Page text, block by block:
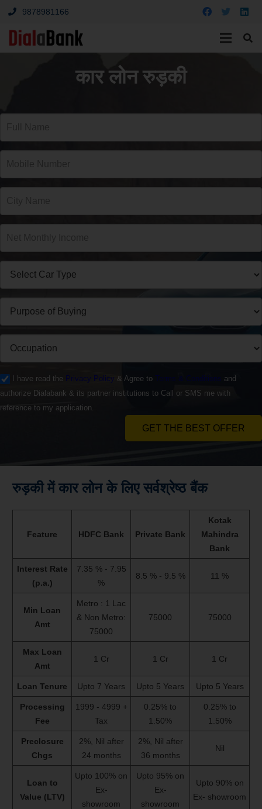
9878981166
कार लोन रुड़की
I have read the Privacy Policy & Agree to Terms & Conditions and
authorize Dialabank & its partner institutions to Call or SMS me with
reference to my application.
GET THE BEST OFFER
रुड़की में कार लोन के लिए सर्वश्रेष्ठ बैंक
Feature HDFC Bank Private Bank
Kotak
Mahindra
Bank
Interest Rate
(p.a.)
7.35 % - 7.95
%
8.5 % - 9.5 % 11 %
Min Loan
Amt
Metro : 1 Lac
& Non Metro:
75000
75000 75000
Max Loan
Amt
1 Cr 1 Cr 1 Cr
Loan Tenure Upto 7 Years Upto 5 Years Upto 5 Years
Processing
Fee
1999 - 4999 +
Tax
0.25% to
1.50%
0.25% to
1.50%
Preclosure
Chgs
2%, Nil after
24 months
2%, Nil after
36 months
Nil
Loan to
Value (LTV)
Upto 100% on
Ex-
showroom
Upto 95% on
Ex-
showroom
Upto 90% on
Ex- showroom